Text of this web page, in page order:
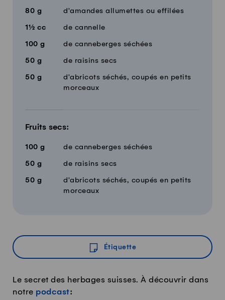
80 g d'amandes allumettes ou effilées
1½ cc de cannelle
100 g de canneberges séchées
50 g de raisins secs
50 g
d'abricots séchés, coupés en petits
morceaux
Fruits secs:
100 g de canneberges séchées
50 g de raisins secs
50 g
d'abricots séchés, coupés en petits
morceaux
Étiquette
Le secret des herbages suisses. À découvrir dans
notre podcast: